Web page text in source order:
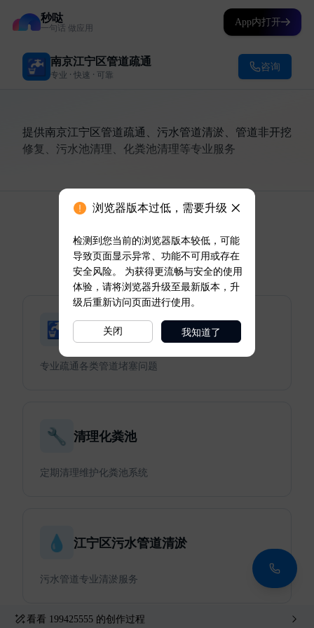
秒哒
一句话 做应用
App内打开
看看 199425555 的创作过程
浏览器版本过低，需要升级
检测到您当前的浏览器版本较低，可能
导致页面显示异常、功能不可用或存在
安全风险。 为获得更流畅与安全的使用
体验，请将浏览器升级至最新版本，升
级后重新访问页面进行使用。
关闭 我知道了